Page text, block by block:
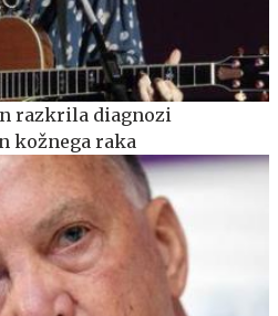
razkrila diagnozi
kožnega raka